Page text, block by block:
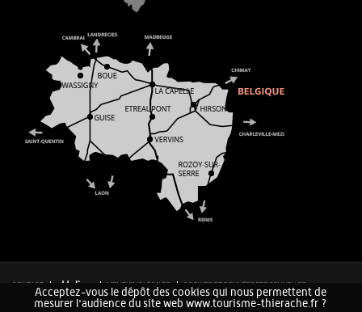
CONTACT MENTIONS LÉGALES
COOKIES ET DONNÉES PERSONNELLES
PLAN DU SITE
Acceptez-vous le dépôt des cookies qui nous permettent de
mesurer l'audience du site web www.tourisme-thierache.fr ?